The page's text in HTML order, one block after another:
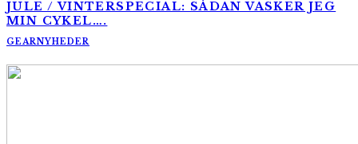
JULE / VINTERSPECIAL: SÅDAN VASKER JEG
MIN CYKEL….
GEARNYHEDER